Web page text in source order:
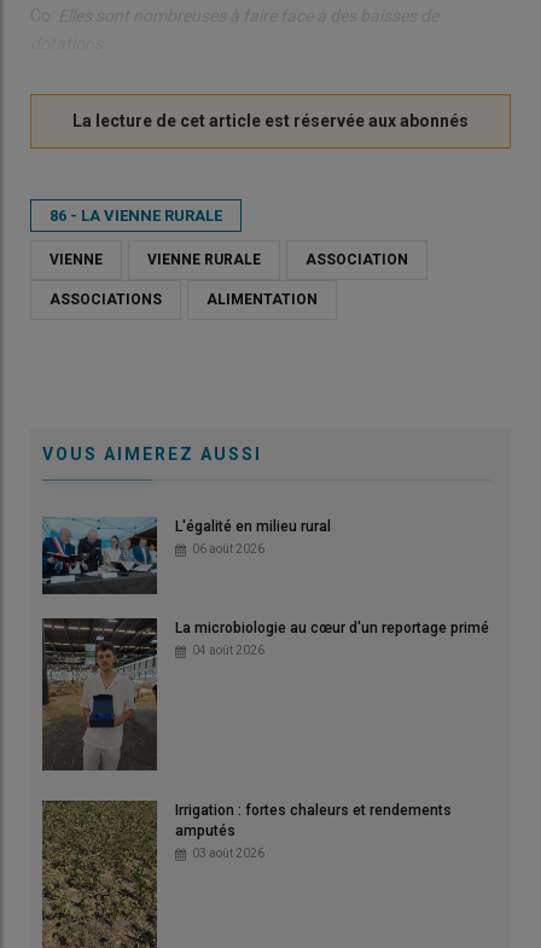
86 - LA VIENNE RURALE
VIENNE VIENNE RURALE ASSOCIATION
ASSOCIATIONS ALIMENTATION
VOUS AIMEREZ AUSSI
L'égalité en milieu rural
06 août 2026
La microbiologie au cœur d'un reportage primé
04 août 2026
Irrigation : fortes chaleurs et rendements
amputés
03 août 2026